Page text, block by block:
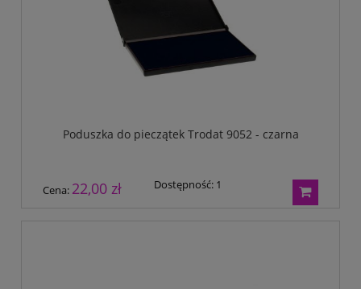
Poduszka do pieczątek Trodat 9052 - czarna
Cena: 22,00 zł Dostępność: 1